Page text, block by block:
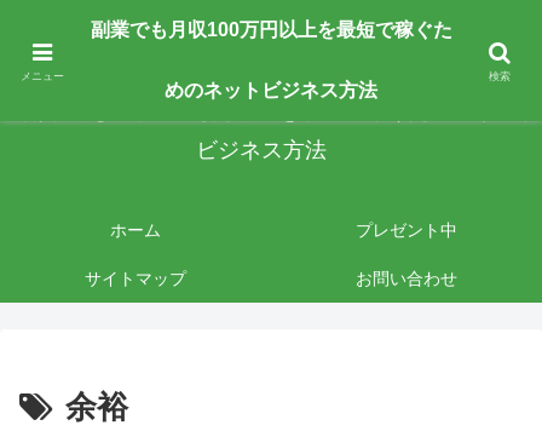
副業で月収100万円以上を最短最速で目指す人向けです。ネットビジネスで稼
ビジネス方法
ホーム プレゼント中
サイトマップ お問い合わせ
余裕
メニュー
副業でも月収100万円以上を最短で稼ぐた
めのネットビジネス方法
検索